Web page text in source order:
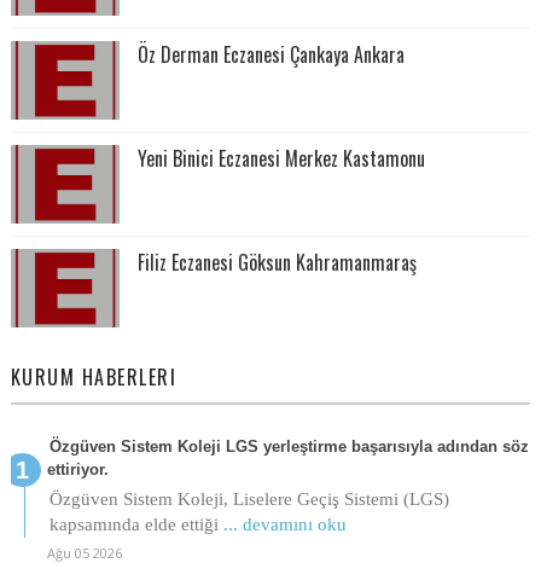
Öz Derman Eczanesi Çankaya Ankara
Yeni Binici Eczanesi Merkez Kastamonu
Filiz Eczanesi Göksun Kahramanmaraş
KURUM HABERLERI
Özgüven Sistem Koleji LGS yerleştirme başarısıyla adından söz
ettiriyor.
Özgüven Sistem Koleji, Liselere Geçiş Sistemi (LGS)
kapsamında elde ettiği ... devamını oku
Ağu 05 2026